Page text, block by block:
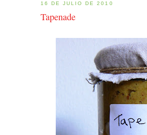
16 DE JULIO DE 2010
Tapenade